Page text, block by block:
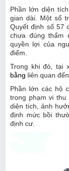
Phần lớn diện
gian dài. Một số
Quyết định số 57
chưa đúng thẩm
quyền lợi của
điểm.
Trong khi đó, tại
bằng liên quan
Phần lớn các hộ
trong phạm vi
diện tích, ảnh
định mức bồi
định cư.